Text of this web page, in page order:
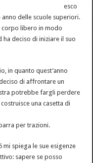
esco
anno delle scuole superiori.
corpo libero in modo
ha deciso di iniziare il suo
in quanto quest’anno
di affrontare un
potrebbe fargli perdere
una casetta di
per trazioni.
spiega le sue esigenze
sapere se posso